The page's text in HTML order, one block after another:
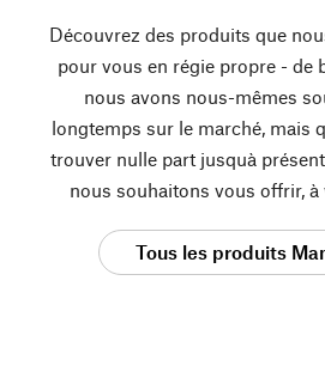
Découvrez des produits que
pour vous en régie propre - de
nous avons nous-mêmes
longtemps sur le marché, mais
trouver nulle part jusquà
nous souhaitons vous offrir, à
Tous les produits